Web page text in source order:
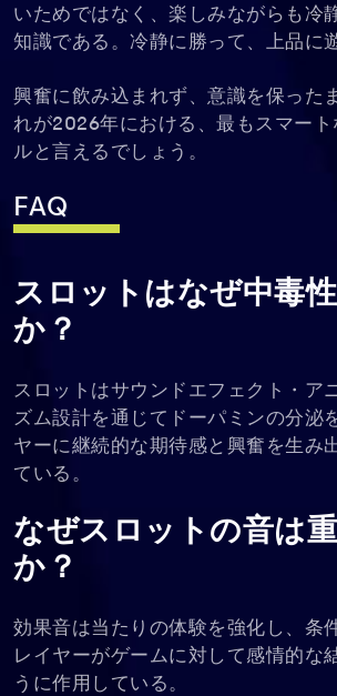
いためではなく、楽しみながらも冷
知識である。冷静に勝って、上品に
興奮に飲み込まれず、意識を保っ
れが2026年における、最もスマート
ルと言えるでしょう。
FAQ
スロットはなぜ中毒
か？
スロットはサウンドエフェクト・ア
ズム設計を通じてドーパミンの分泌
ヤーに継続的な期待感と興奮を生み
ている。
なぜスロットの音は
か？
効果音は当たりの体験を強化し、条
レイヤーがゲームに対して感情的な
うに作用している。